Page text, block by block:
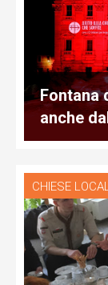
Fontana
anche
CHIESE